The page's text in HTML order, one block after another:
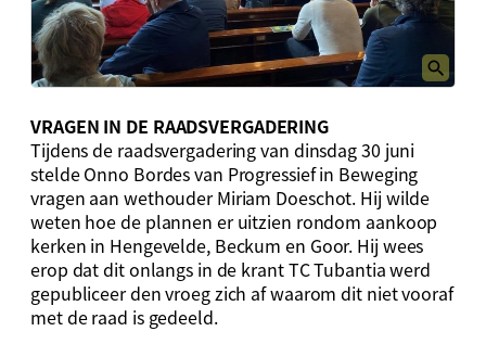
VRAGEN IN DE RAADSVERGADERING
Tijdens de raadsvergadering van dinsdag 30 juni
stelde Onno Bordes van Progressief in Beweging
vragen aan wethouder Miriam Doeschot. Hij wilde
weten hoe de plannen er uitzien rondom aankoop
kerken in Hengevelde, Beckum en Goor. Hij wees
erop dat dit onlangs in de krant TC Tubantia werd
gepubliceer den vroeg zich af waarom dit niet vooraf
met de raad is gedeeld.